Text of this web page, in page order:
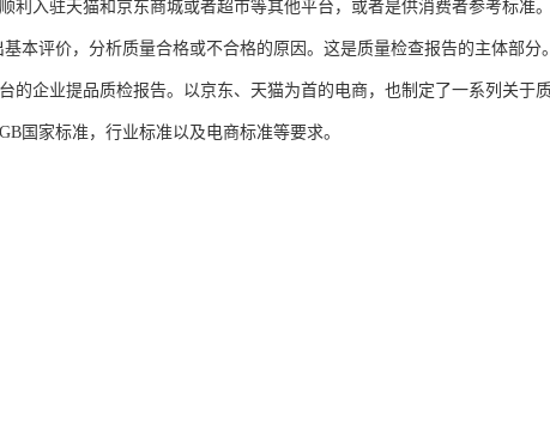
利入驻天猫和京东商城或者超市等其他平台，或者是供消费者参考标准
本评价，分析质量合格或不合格的原因。这是质量检查报告的主体部分
的企业提品质检报告。以京东、天猫为首的电商，也制定了一系列关于
国家标准，行业标准以及电商标准等要求。